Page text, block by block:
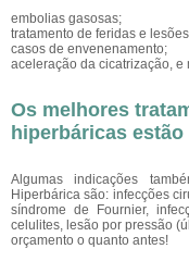
embolias gasosas;
tratamento de feridas e
casos de envenenamento;
aceleração da cicatrização, e
Os melhores
hiperbáricas
Algumas indicações
Hiperbárica são: infecções
síndrome de Fournier,
celulites, lesão por pressão
orçamento o quanto antes!